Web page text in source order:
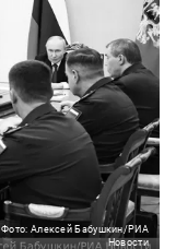
Фото: Алексей Бабушкин/РИА
Новости